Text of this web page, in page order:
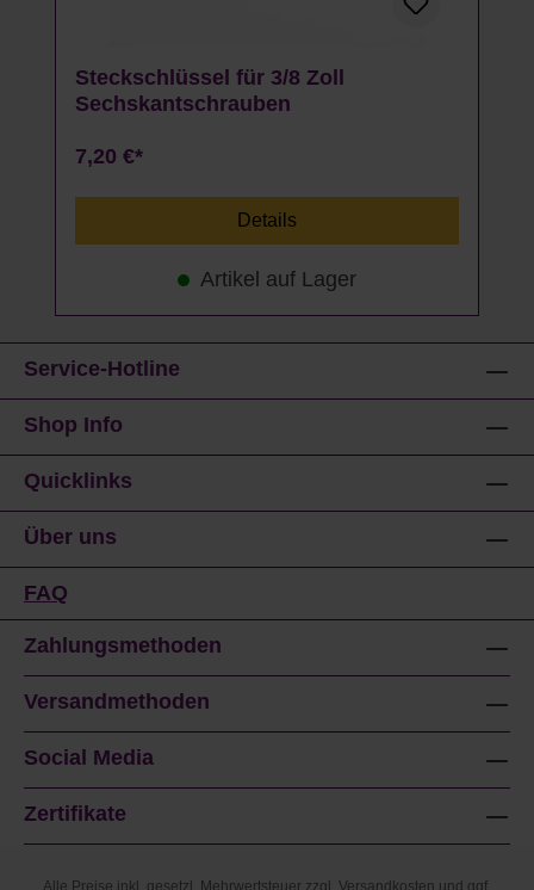
Steckschlüssel für 3/8 Zoll
Sechskantschrauben
7,20 €*
Details
Artikel auf Lager
Service-Hotline
Shop Info
Quicklinks
Über uns
FAQ
Zahlungsmethoden
Versandmethoden
Social Media
Zertifikate
Alle Preise inkl. gesetzl. Mehrwertsteuer zzgl. Versandkosten und ggf.